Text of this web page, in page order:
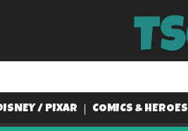
/ PIXAR COMICS & HEROES